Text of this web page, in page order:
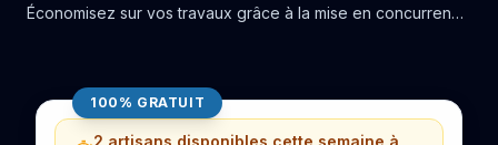
Économisez sur vos travaux grâce à la mise en concurrence
100% GRATUIT
2 artisans disponibles cette semaine à